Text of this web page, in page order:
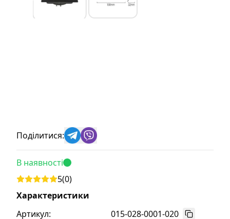
Поділитися:
В наявності
5(0)
Характеристики
Артикул:
015-028-0001-020